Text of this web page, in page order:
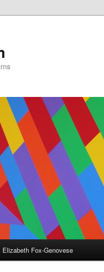
Elizabeth Fox-Genovese